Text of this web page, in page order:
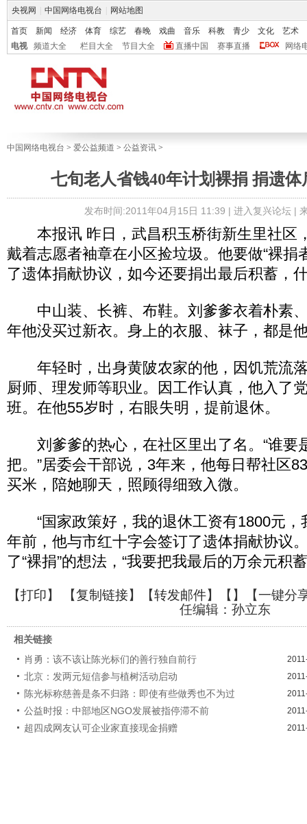
央视网 中国网络电视台 网站地图
首页 新闻 经济 体育 综艺 春晚 戏曲 音乐 科教 青少 文化
艺术
电视
频道大全 栏目大全 节目大全 直播中国 赛事直播 网络
中国网络电视台 > 爱公益频道 > 公益资讯 >
七旬老人省钱40年计划裸捐 捐遗
发布时间:2011年04月15日 11:39 | 进入复兴论坛|
本报讯 昨日，武昌积玉桥街新生里社区
戴着志愿者袖章在小区捡垃圾。他要做“裸捐
了遗体捐献协议，如今还要捐出最后积蓄，
中山装、长裤、布鞋。刘爹爹衣着朴素
年他没买过新衣。身上的衣服、袜子，都是
年轻时，出身黄陂农家的他，因饥荒流
厨师、理发师等职业。因工作认真，他入了
班。在他55岁时，右眼失明，提前退休。
刘爹爹的热心，在社区里出了名。“谁要
把。”居委会干部说，3年来，他每日帮社区
买米，陪她聊天，照顾得细致入微。
“国家政策好，我的退休工资有1800元，
年前，他与市红十字会签订了遗体捐献协议
了“裸捐”的想法，“我要把我最后的万余元积
【打印】 【复制链接】【转发邮件】【 】
【一键分
任编辑：孙立东
相关链接
肖勇：该不该让陈光标们的善行独自前行
北京：发两元短信参与植树活动启动
陈光标称慈善是条不归路：即使有些做秀也不为过
公益时报：中部地区NGO发展被指停滞不前
超四成网友认可企业家直接现金捐赠